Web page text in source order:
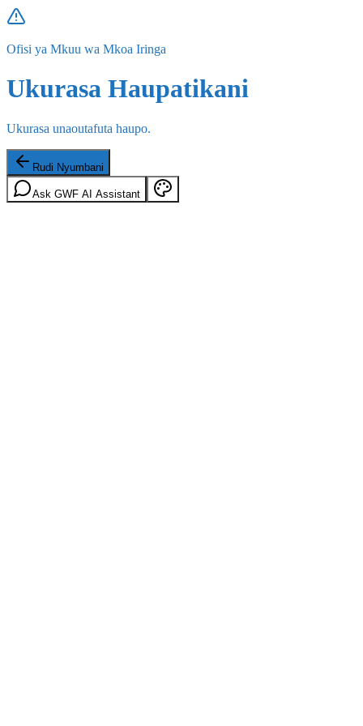
Ofisi ya Mkuu wa Mkoa Iringa
Ukurasa Haupatikani
Ukurasa unaoutafuta haupo.
Rudi Nyumbani
Ask GWF AI Assistant